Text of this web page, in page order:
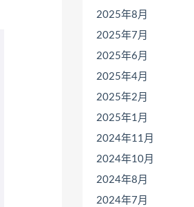
2025年8月
2025年7月
2025年6月
2025年4月
2025年2月
2025年1月
2024年11月
2024年10月
2024年8月
2024年7月